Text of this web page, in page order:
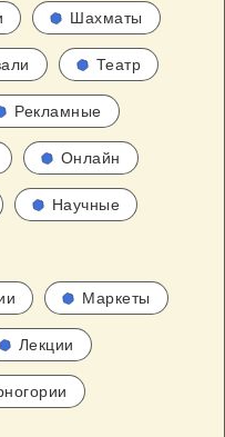
Шахматы
Театр
Рекламные
Онлайн
Научные
Маркеты
Лекции